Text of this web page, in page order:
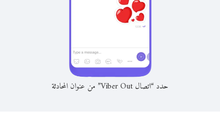
حدد “اتصال Viber Out” من عنوان المحادثة